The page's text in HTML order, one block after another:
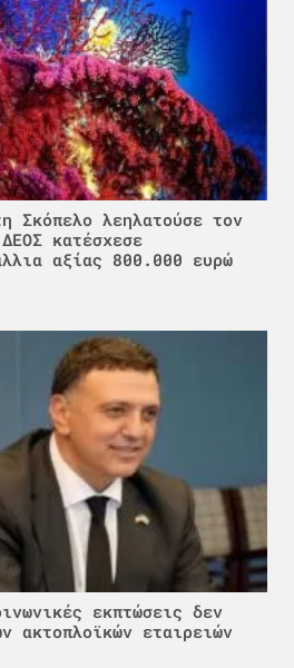
Σκόπελο λεηλατούσε τον
κατέσχεσε
αξίας 800.000 ευρώ
εκπτώσεις δεν
ακτοπλοϊκών εταιρειών